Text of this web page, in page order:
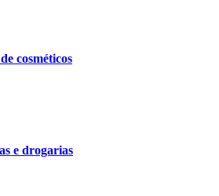
cosméticos
e drogarias